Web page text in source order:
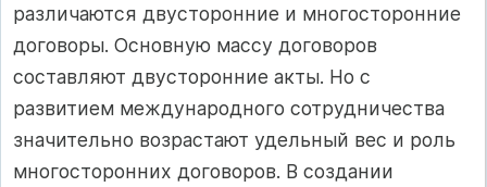
различаются двусторонние и многосторонние
договоры. Основную массу договоров
составляют двусторонние акты. Но с
развитием международного сотрудничества
значительно возрастают удельный вес и роль
многосторонних договоров. В создании